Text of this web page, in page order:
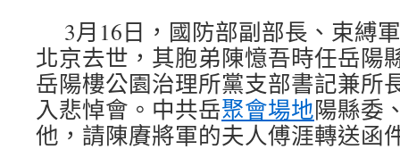
3月16日，國防部副部長、束縛
北京去世，其胞弟陳憶吾時任岳陽
岳陽樓公園治理所黨支部書記兼所
入悲悼會。中共岳聚會場地陽縣委
他，請陳賡將軍的夫人傅涯轉送函